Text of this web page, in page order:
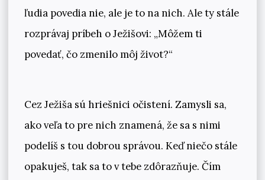
ľudia povedia nie, ale je to na nich. Ale ty stále
rozprávaj príbeh o Ježišovi: „Môžem ti
povedať, čo zmenilo môj život?“
Cez Ježiša sú hriešnici očistení. Zamysli sa,
ako veľa to pre nich znamená, že sa s nimi
podelíš s tou dobrou správou. Keď niečo stále
opakuješ, tak sa to v tebe zdôrazňuje. Čím